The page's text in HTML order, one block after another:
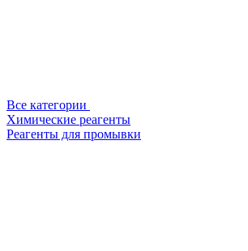
Все категории
Химические реагенты
Реагенты для промывки